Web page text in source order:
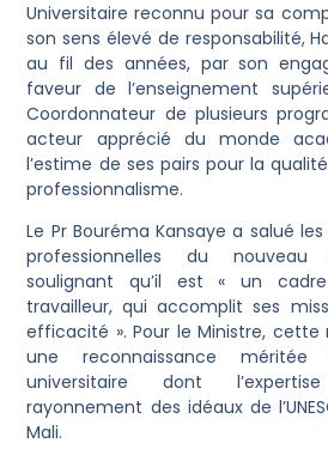
Universitaire reconnu pour sa
son sens élevé de responsabilité,
au fil des années, par son
faveur de l’enseignement
Coordonnateur de plusieurs
acteur apprécié du monde
l’estime de ses pairs pour la
professionnalisme.
Le Pr Bouréma Kansaye a salué
professionnelles du nouveau
soulignant qu’il est « un
travailleur, qui accomplit ses
efficacité ». Pour le Ministre,
une reconnaissance
universitaire dont
rayonnement des idéaux de
Mali.